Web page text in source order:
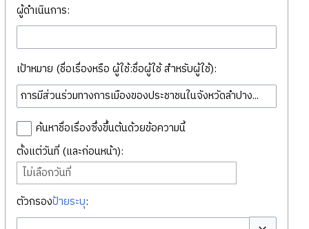
ผู้ดำเนินการ:
เป้าหมาย (ชื่อเรื่องหรือ ผู้ใช้:ชื่อผู้ใช้ สำหรับผู้ใช้):
ค้นหาชื่อเรื่องซึ่งขึ้นต้นด้วยข้อความนี้
ตั้งแต่วันที่ (และก่อนหน้า):
ไม่เลือกวันที่
ตัวกรองป้ายระบุ: